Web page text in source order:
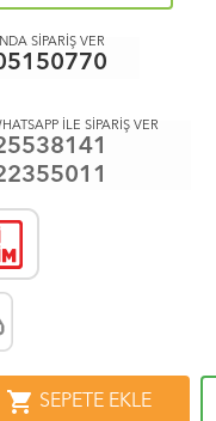
SİPARİŞ VER
İLE SİPARİŞ VER
shopping_cart SEPETE EKLE